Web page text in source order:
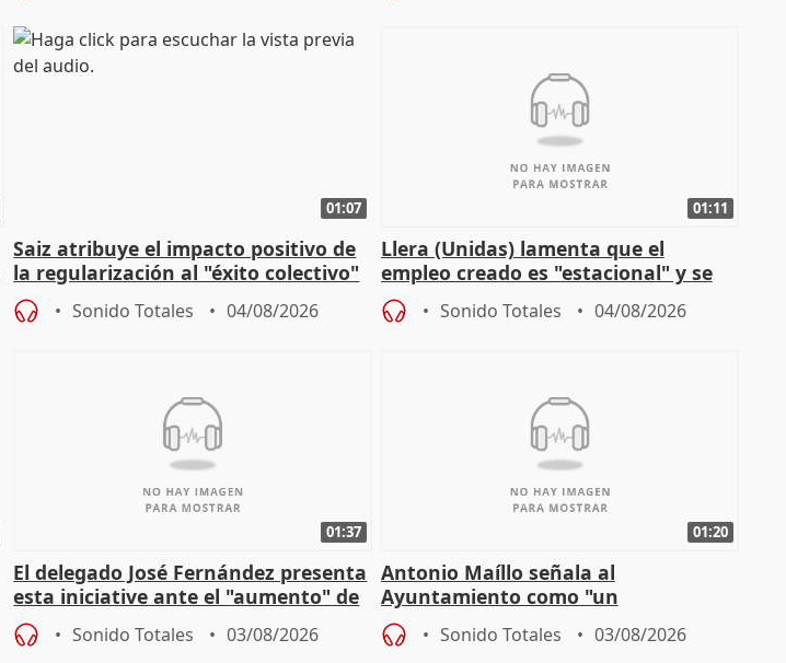
01:07
Saiz atribuye el impacto positivo de
la regularización al "éxito colectivo"
del Gobierno
Sonido Totales 04/08/2026
01:11
Llera (Unidas) lamenta que el
empleo creado es "estacional" y se
"esfumará" al acabar el verano
Sonido Totales 04/08/2026
01:37
El delegado José Fernández presenta
esta iniciative ante el "aumento" de
personas sin hogar en Madri
Sonido Totales 03/08/2026
01:20
Antonio Maíllo señala al
Ayuntamiento como "un
especulador más" sobre viviendas de
Jiménez Becerril
Sonido Totales 03/08/2026